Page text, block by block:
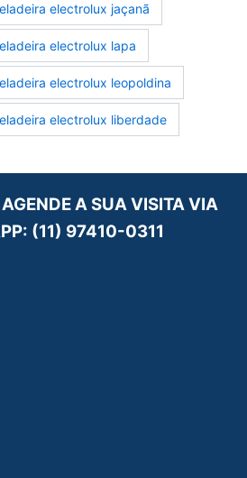
electrolux jaçanã
electrolux lapa
electrolux leopoldina
electrolux liberdade
A SUA VISITA VIA
(11) 97410-0311